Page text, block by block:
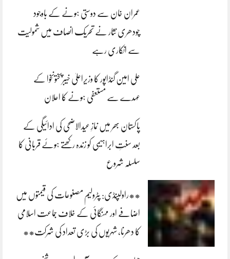
عمران خان سے دوستی ہونے کے باوجود
چودھری نثار نے تحریک انصاف میں شمولیت
سے انکاری رہے
علی امین گنڈاپور کا وزیراعلیٰ خیبرپختونخوا کے
عہدے سے مستعفی ہونے کا اعلان
پاکستان بھر میں نمازِ عیدالاضحی کی ادائیگی کے
بعد سنتِ ابراہیمی کو زندہ رکھتے ہوئے قربانی کا
سلسلہ شروع
**راولپنڈی: پٹرولیم مصنوعات کی قیمتوں میں
اضافے اور مہنگائی کے خلاف جماعت اسلامی
کا دھرنا، شہریوں کی بڑی تعداد کی شرکت**